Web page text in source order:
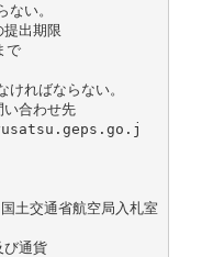
い。
出期限
で
ればならない。
合わせ先
土交通省航空局入札室
通貨